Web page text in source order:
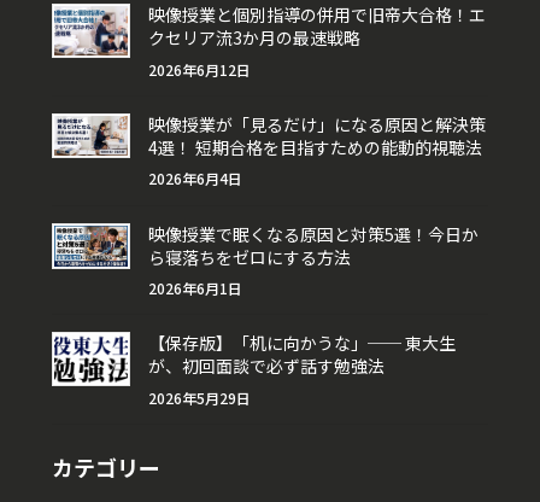
映像授業と個別指導の併用で旧帝大合格！エ
クセリア流3か月の最速戦略
2026年6月12日
映像授業が「見るだけ」になる原因と解決策
4選！ 短期合格を目指すための能動的視聴法
2026年6月4日
映像授業で眠くなる原因と対策5選！今日か
ら寝落ちをゼロにする方法
2026年6月1日
【保存版】「机に向かうな」── 東大生
が、初回面談で必ず話す勉強法
2026年5月29日
カテゴリー